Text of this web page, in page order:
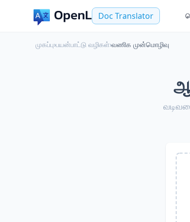
Doc Translator
முகப்பு›பயன்பாட்டு வழிகள்›வணிக முன்மொழிவு